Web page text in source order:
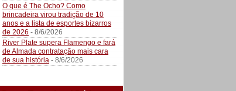
O que é The Ocho? Como
brincadeira virou tradição de 10
anos e a lista de esportes bizarros
de 2026 - 8/6/2026
River Plate supera Flamengo e fará
de Almada contratação mais cara
de sua história - 8/6/2026